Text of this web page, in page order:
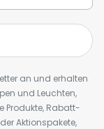
an und erhalten
und Leuchten,
Produkte, Rabatt-
Aktionspakete,